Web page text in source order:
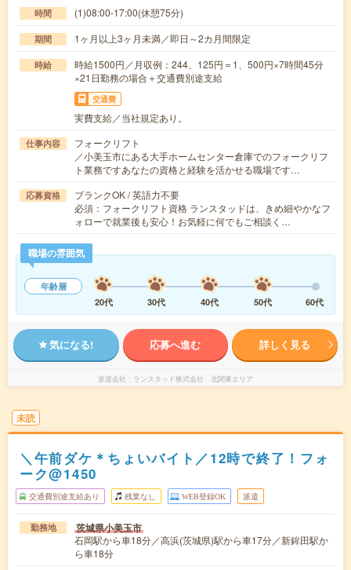
時間 (1)08:00-17:00(休憩75分)
期間 1ヶ月以上3ヶ月未満／即日～2カ月間限定
時給
時給1500円／月収例：244、125円＝1、500円×7時間45分
×21日勤務の場合＋交通費別途支給
交通費
実費支給／当社規定あり。
仕事内容
フォークリフト
／小美玉市にある大手ホームセンター倉庫でのフォークリフ
ト業務ですあなたの資格と経験を活かせる職場です…
応募資格
ブランクOK / 英語力不要
必須：フォークリフト資格 ランスタッドは、きめ細やかなフ
ォローで就業後も安心！お気軽に何でもご相談く…
職場の雰囲気
年齢層
20代
30代 40代 50代 60代
気になる! 応募へ進む 詳しく見る
派遣会社 ランスタッド株式会社 北関東エリア
未読
＼午前ダケ＊ちょいバイト／12時で終了！フォ
ーク@1450
交通費別途支給あり 残業なし WEB登録OK 派遣
勤務地 茨城県小美玉市
石岡駅から車18分／高浜(茨城県)駅から車17分／新鉾田駅か
ら車18分